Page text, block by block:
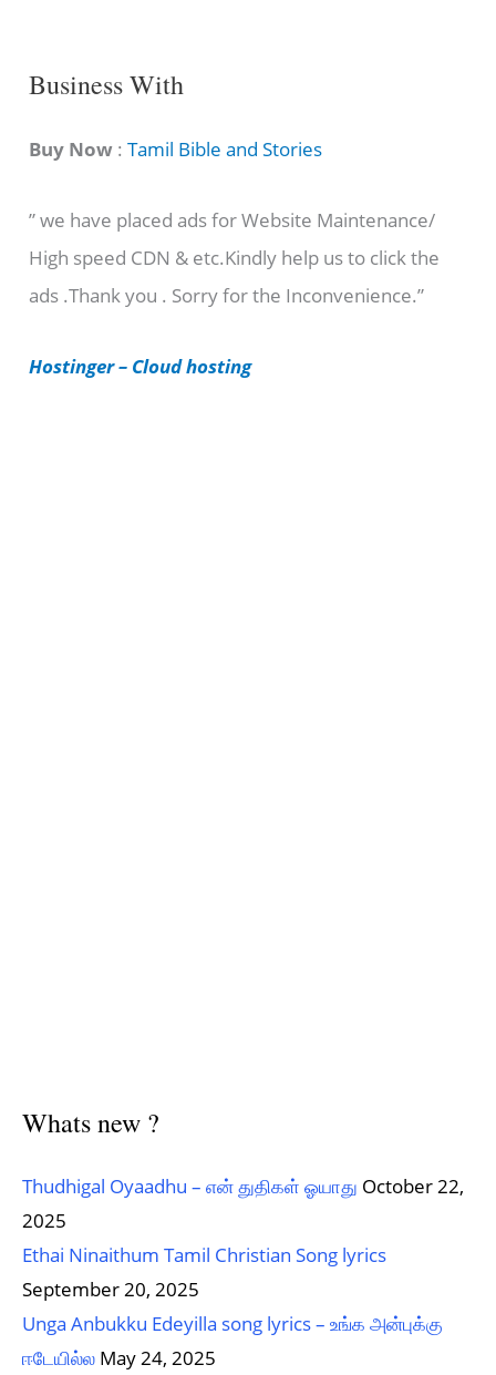
C
t
g
o
r
e
Business With
Buy Now :Tamil Bible and Stories
” we have placed ads for Website Maintenance/
High speed CDN & etc.Kindly help us to click the
ads .Thank you . Sorry for the Inconvenience.”
Hostinger – Cloud hosting
Whats new ?
Thudhigal Oyaadhu – என் துதிகள் ஓயாது October 22,
2025
Ethai Ninaithum Tamil Christian Song lyrics
September 20, 2025
Unga Anbukku Edeyilla song lyrics – உங்க அன்புக்கு
ஈடேயில்ல May 24, 2025